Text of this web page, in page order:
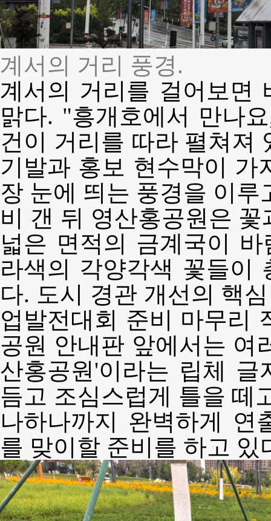
계서의 거리 풍경.
계서의 거리를 걸어보면
맑다. "흥개호에서 만나
건이 거리를 따라 펼쳐져
기발과 홍보 현수막이 가
장 눈에 띄는 풍경을 이루
비 갠 뒤 영산홍공원은
넓은 면적의 금계국이
라색의 각양각색 꽃들이
다. 도시 경관 개선의 핵
업발전대회 준비 마무리
공원 안내판 앞에서는 여
산홍공원'이라는 립체
듬고 조심스럽게 틀을 떼
나하나까지 완벽하게 연
를 맞이할 준비를 하고 있